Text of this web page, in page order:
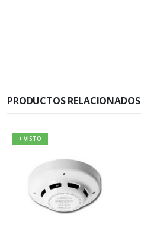
PRODUCTOS RELACIONADOS
+ VISTO